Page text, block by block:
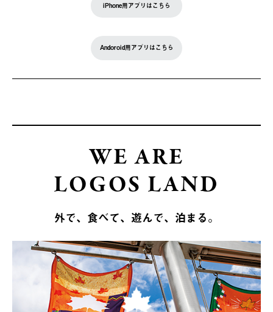
iPhone用アプリはこちら
Andoroid用アプリはこちら
WE ARE
LOGOS LAND
外で、食べて、遊んで、泊まる。